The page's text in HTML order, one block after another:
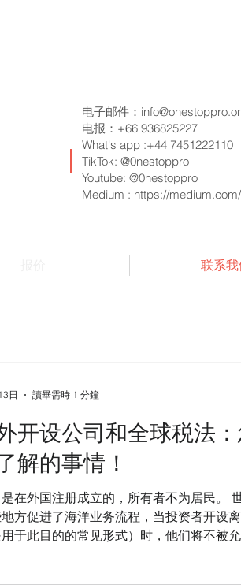
电子邮件：
电报：+66 936825227
What's app :+44 7451222110
TikTok: @0nestoppro
Youtube: @0nestoppro
Medium : https://
联系我
开设公司和全球税法
解的事情！
在外国注册成立的，所有者不为居民。
方促进了海洋业务流程，当投资者开设
于此目的的常见形式）时，他们将不被
日 讀畢需時 1 分鐘